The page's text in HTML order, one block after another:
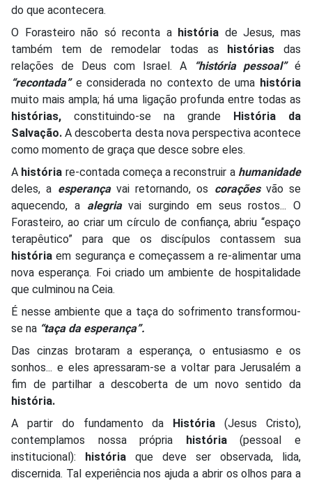
do que acontecera.
O Forasteiro não só reconta a história de Jesus, mas
também tem de remodelar todas as
histórias das
relações de Deus com Israel. A
“história pessoal”é
“recontada”e considerada no contexto de uma história
muito mais ampla; há uma ligação profunda entre todas as
histórias, constituindo-se na grande
História da
Salvação. A descoberta desta nova perspectiva acontece
como momento de graça que desce sobre eles.
A história re-contada começa a reconstruir a humanidade
deles, a esperançavai retornando, os coraçõesvão se
aquecendo, a alegriavai surgindo em seus rostos... O
Forasteiro, ao criar um círculo de confiança, abriu “espaço
terapêutico” para que os discípulos contassem sua
história em segurança e começassem a re-alimentar uma
nova esperança. Foi criado um ambiente de hospitalidade
que culminou na Ceia.
É nesse ambiente que a taça do sofrimento transformou-
se na “taça da esperança”.
Das cinzas brotaram a esperança, o entusiasmo e os
sonhos... e eles apressaram-se a voltar para Jerusalém a
fim de partilhar a descoberta de um novo sentido da
história.
A partir do fundamento da
História(Jesus Cristo),
contemplamos nossa própria
história(pessoal e
institucional):
história que deve ser observada, lida,
discernida. Tal experiência nos ajuda a abrir os olhos para a